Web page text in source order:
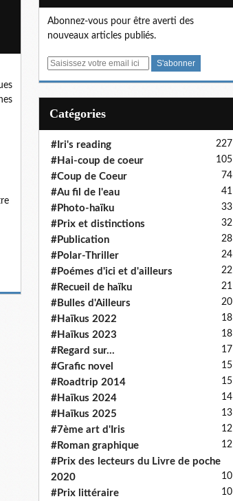
Abonnez-vous pour être averti des
nouveaux articles publiés.
E
Catégories
#Iri's reading 227
#Hai-coup de coeur 105
#Coup de Coeur 74
#Au fil de l'eau 41
#Photo-haïku 33
#Prix et distinctions 32
#Publication 28
#Polar-Thriller 24
#Poémes d'ici et d'ailleurs 22
#Recueil de haïku 21
#Bulles d'Ailleurs 20
#Haïkus 2022 18
#Haïkus 2023 18
#Regard sur... 17
#Grafic novel 15
#Roadtrip 2014 15
#Haïkus 2024 14
#Haïkus 2025 13
#7ème art d'Iris 12
#Roman graphique 12
#Prix des lecteurs du Livre de poche
2020
10
#Prix littéraire 10